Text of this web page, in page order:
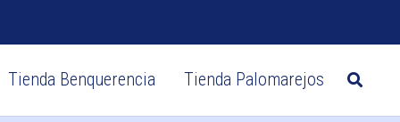
Tienda Benquerencia Tienda Palomarejos